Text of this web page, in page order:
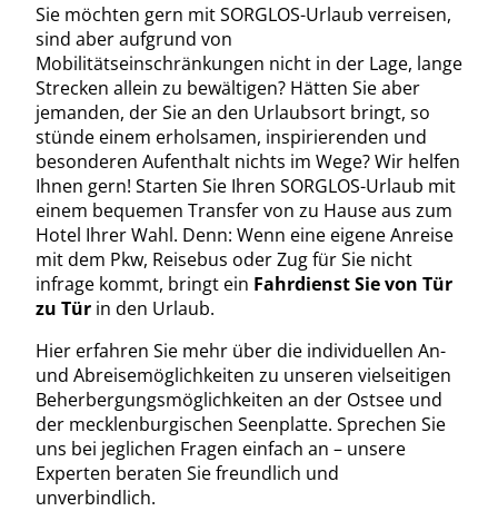
Sie möchten gern mit SORGLOS-Urlaub verreisen,
sind aber aufgrund von
Mobilitätseinschränkungen nicht in der Lage, lange
Strecken allein zu bewältigen? Hätten Sie aber
jemanden, der Sie an den Urlaubsort bringt, so
stünde einem erholsamen, inspirierenden und
besonderen Aufenthalt nichts im Wege? Wir helfen
Ihnen gern! Starten Sie Ihren SORGLOS-Urlaub mit
einem bequemen Transfer von zu Hause aus zum
Hotel Ihrer Wahl. Denn: Wenn eine eigene Anreise
mit dem Pkw, Reisebus oder Zug für Sie nicht
infrage kommt, bringt ein Fahrdienst Sie von Tür
zu Tür in den Urlaub.
Hier erfahren Sie mehr über die individuellen An-
und Abreisemöglichkeiten zu unseren vielseitigen
Beherbergungsmöglichkeiten an der Ostsee und
der mecklenburgischen Seenplatte. Sprechen Sie
uns bei jeglichen Fragen einfach an – unsere
Experten beraten Sie freundlich und
unverbindlich.